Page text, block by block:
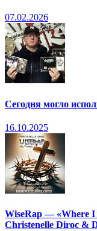
07.02.2026
Сегодня могло
16.10.2025
WiseRap — «Where I
Christenelle Diroc &